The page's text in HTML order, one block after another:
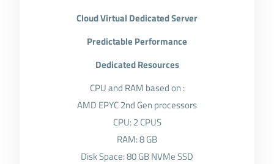
Cloud Virtual Dedicated Server
Predictable Performance
Dedicated Resources
CPU and RAM based on :
AMD EPYC 2nd Gen processors
CPU: 2 CPUS
RAM: 8 GB
Disk Space: 80 GB NVMe SSD